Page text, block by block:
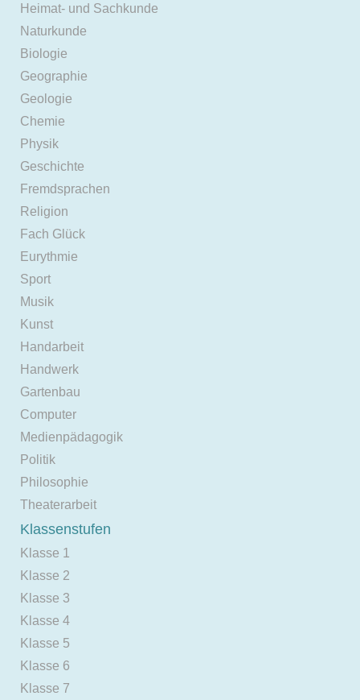
Heimat- und Sachkunde
Naturkunde
Biologie
Geographie
Geologie
Chemie
Physik
Geschichte
Fremdsprachen
Religion
Fach Glück
Eurythmie
Sport
Musik
Kunst
Handarbeit
Handwerk
Gartenbau
Computer
Medienpädagogik
Politik
Philosophie
Theaterarbeit
Klassenstufen
Klasse 1
Klasse 2
Klasse 3
Klasse 4
Klasse 5
Klasse 6
Klasse 7